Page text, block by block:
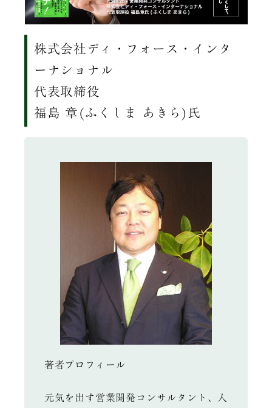
株式会社ディ・フォース・インタ
ーナショナル
代表取締役
福島 章(ふくしま あきら)氏
著者プロフィール
元気を出す営業開発コンサルタント、人